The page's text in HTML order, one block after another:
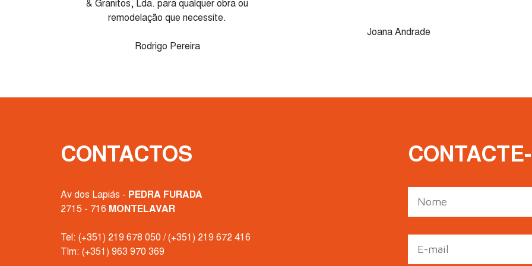
remodelação que necessite.
Rodrigo Pereira
Joana Andrade
CONTACTOS
Av dos Lapiás - PEDRA FURADA
2715 - 716 MONTELAVAR
Tel: (+351) 219 678 050 /(+351) 219 672 416
Tlm: (+351) 963 970 369